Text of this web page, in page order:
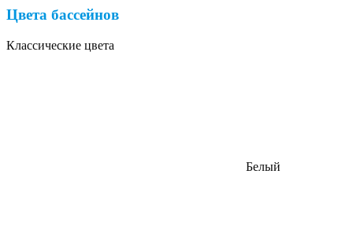
Цвета бассейнов
Классические цвета
Белый